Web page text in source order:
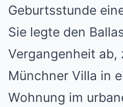
Geburtsstunde
Sie legte den
Vergangenheit ab,
Münchner Villa in
Wohnung im